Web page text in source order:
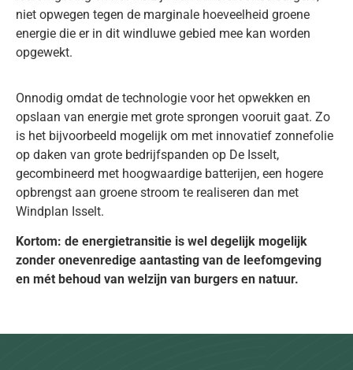
niet opwegen tegen de marginale hoeveelheid groene
energie die er in dit windluwe gebied mee kan worden
opgewekt.
Onnodig omdat de technologie voor het opwekken en
opslaan van energie met grote sprongen vooruit gaat. Zo
is het bijvoorbeeld mogelijk om met innovatief zonnefolie
op daken van grote bedrijfspanden op De Isselt,
gecombineerd met hoogwaardige batterijen, een hogere
opbrengst aan groene stroom te realiseren dan met
Windplan Isselt.
Kortom: de energietransitie is wel degelijk mogelijk
zonder onevenredige aantasting van de leefomgeving
en mét behoud van welzijn van burgers en natuur.